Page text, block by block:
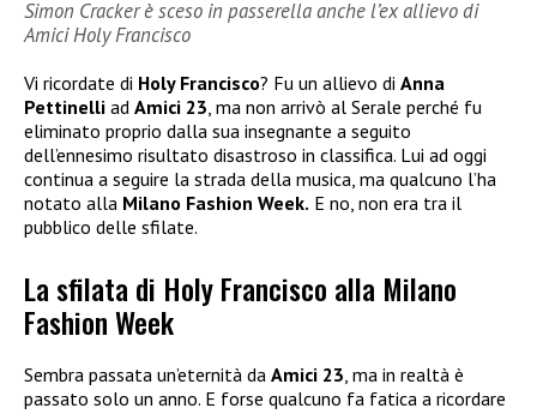
Simon Cracker è sceso in passerella anche l’ex allievo di
Amici Holy Francisco
Vi ricordate di Holy Francisco? Fu un allievo di Anna
Pettinelli ad Amici 23, ma non arrivò al Serale perché fu
eliminato proprio dalla sua insegnante a seguito
dell’ennesimo risultato disastroso in classifica. Lui ad oggi
continua a seguire la strada della musica, ma qualcuno l’ha
notato alla Milano Fashion Week. E no, non era tra il
pubblico delle sfilate.
La sfilata di Holy Francisco alla Milano
Fashion Week
Sembra passata un’eternità da Amici 23 , ma in realtà è
passato solo un anno. E forse qualcuno fa fatica a ricordare